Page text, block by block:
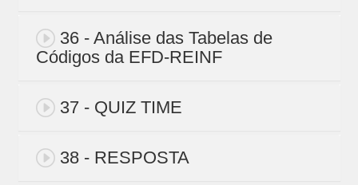
36 - Análise das Tabelas de
Códigos da EFD-REINF
37 - QUIZ TIME
38 - RESPOSTA